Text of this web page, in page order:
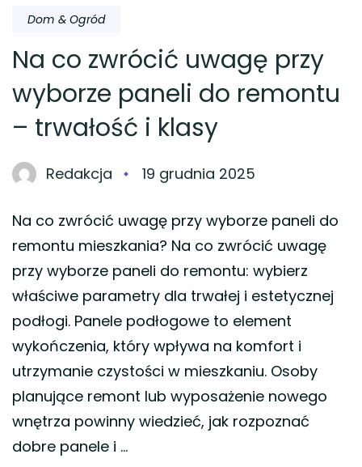
Dom & Ogród
Na co zwrócić uwagę przy
wyborze paneli do remontu
– trwałość i klasy
Redakcja 19 grudnia 2025
Na co zwrócić uwagę przy wyborze paneli do
remontu mieszkania? Na co zwrócić uwagę
przy wyborze paneli do remontu: wybierz
właściwe parametry dla trwałej i estetycznej
podłogi. Panele podłogowe to element
wykończenia, który wpływa na komfort i
utrzymanie czystości w mieszkaniu. Osoby
planujące remont lub wyposażenie nowego
wnętrza powinny wiedzieć, jak rozpoznać
dobre panele i …